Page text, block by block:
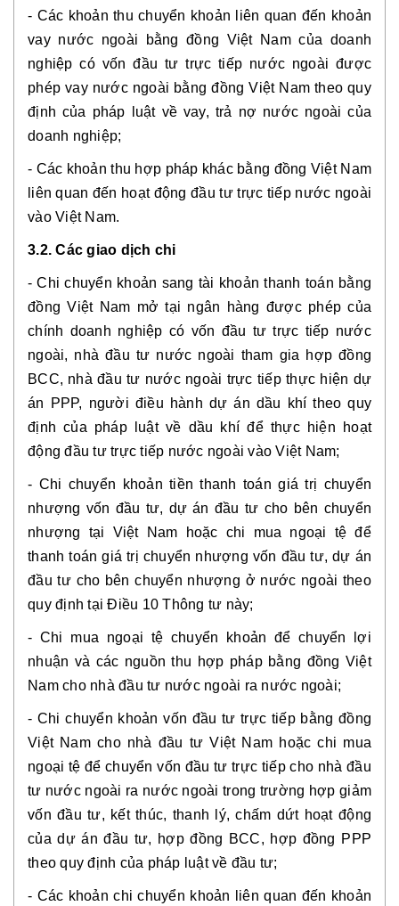
- Các khoản thu chuyển khoản liên quan đến khoản
vay nước ngoài bằng đồng Việt Nam của doanh
nghiệp có vốn đầu tư trực tiếp nước ngoài được
phép vay nước ngoài bằng đồng Việt Nam theo quy
định của pháp luật về vay, trả nợ nước ngoài của
doanh nghiệp;
- Các khoản thu hợp pháp khác bằng đồng Việt Nam
liên quan đến hoạt động đầu tư trực tiếp nước ngoài
vào Việt Nam.
3.2. Các giao dịch chi
- Chi chuyển khoản sang tài khoản thanh toán bằng
đồng Việt Nam mở tại ngân hàng được phép của
chính doanh nghiệp có vốn đầu tư trực tiếp nước
ngoài, nhà đầu tư nước ngoài tham gia hợp đồng
BCC, nhà đầu tư nước ngoài trực tiếp thực hiện dự
án PPP, người điều hành dự án dầu khí theo quy
định của pháp luật về dầu khí để thực hiện hoạt
động đầu tư trực tiếp nước ngoài vào Việt Nam;
- Chi chuyển khoản tiền thanh toán giá trị chuyển
nhượng vốn đầu tư, dự án đầu tư cho bên chuyển
nhượng tại Việt Nam hoặc chi mua ngoại tệ để
thanh toán giá trị chuyển nhượng vốn đầu tư, dự án
đầu tư cho bên chuyển nhượng ở nước ngoài theo
quy định tại Điều 10 Thông tư này;
- Chi mua ngoại tệ chuyển khoản để chuyển lợi
nhuận và các nguồn thu hợp pháp bằng đồng Việt
Nam cho nhà đầu tư nước ngoài ra nước ngoài;
- Chi chuyển khoản vốn đầu tư trực tiếp bằng đồng
Việt Nam cho nhà đầu tư Việt Nam hoặc chi mua
ngoại tệ để chuyển vốn đầu tư trực tiếp cho nhà đầu
tư nước ngoài ra nước ngoài trong trường hợp giảm
vốn đầu tư, kết thúc, thanh lý, chấm dứt hoạt động
của dự án đầu tư, hợp đồng BCC, hợp đồng PPP
theo quy định của pháp luật về đầu tư;
- Các khoản chi chuyển khoản liên quan đến khoản